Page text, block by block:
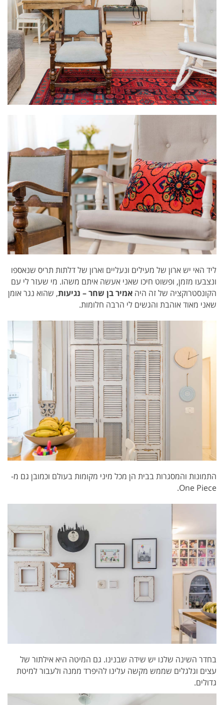
ליד האי יש ארון של מעילים ונעליים וארון של דלתות תריס שנאספו
ונצבעו מזמן, ופשוט חיכו שאני אעשה איתם משהו. מי שעזר לי עם
הקונסטרוקציה של זה היה אמיר בן שחר – נגיעות, שהוא נגר אומן
שאני מאוד אוהבת והגשים לי הרבה חלומות.
התמונות והמסגרות בבית הן מכל מיני מקומות בעולם וכמובן גם מ-
One Piece.
בחדר השינה שלנו יש שידה שבנינו. גם המיטה היא אילתור של
עצים וגלגלים שממש מקשה עלינו להיפרד ממנה ולעבור למיטת
גדולים.